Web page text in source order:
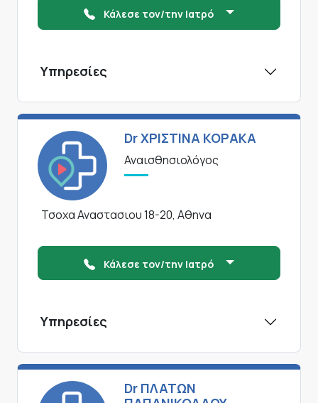
Κάλεσε τον/την Ιατρό
Υπηρεσίες
Dr ΧΡΙΣΤΙΝΑ ΚΟΡΑΚΑ
Αναισθησιολόγος
Τσοχα Αναστασιου 18-20, Αθηνα
Κάλεσε τον/την Ιατρό
Υπηρεσίες
Dr ΠΛΑΤΩΝ